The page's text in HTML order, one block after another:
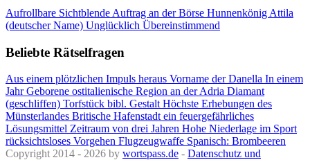
Aufrollbare Sichtblende Auftrag an der Börse Hunnenkönig Attila
(deutscher Name) Unglücklich Übereinstimmend
Beliebte Rätselfragen
Aus einem plötzlichen Impuls heraus Vorname der Danella In einem
Jahr Geborene ostitalienische Region an der Adria Diamant
(geschliffen) Torfstück bibl. Gestalt Höchste Erhebungen des
Münsterlandes Britische Hafenstadt ein feuergefährliches
Lösungsmittel Zeitraum von drei Jahren Hohe Niederlage im Sport
rücksichtsloses Vorgehen Flugzeugwaffe Spanisch: Brombeeren
Copyright 2014 - 2026 by wortspass.de - Datenschutz und